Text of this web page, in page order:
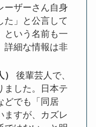
ーザーさん自身
た」と公言して
という名前も一
詳細な情報は非
後輩芸人で、
ました。日本テ
どでも「同居
ますが、カズレ